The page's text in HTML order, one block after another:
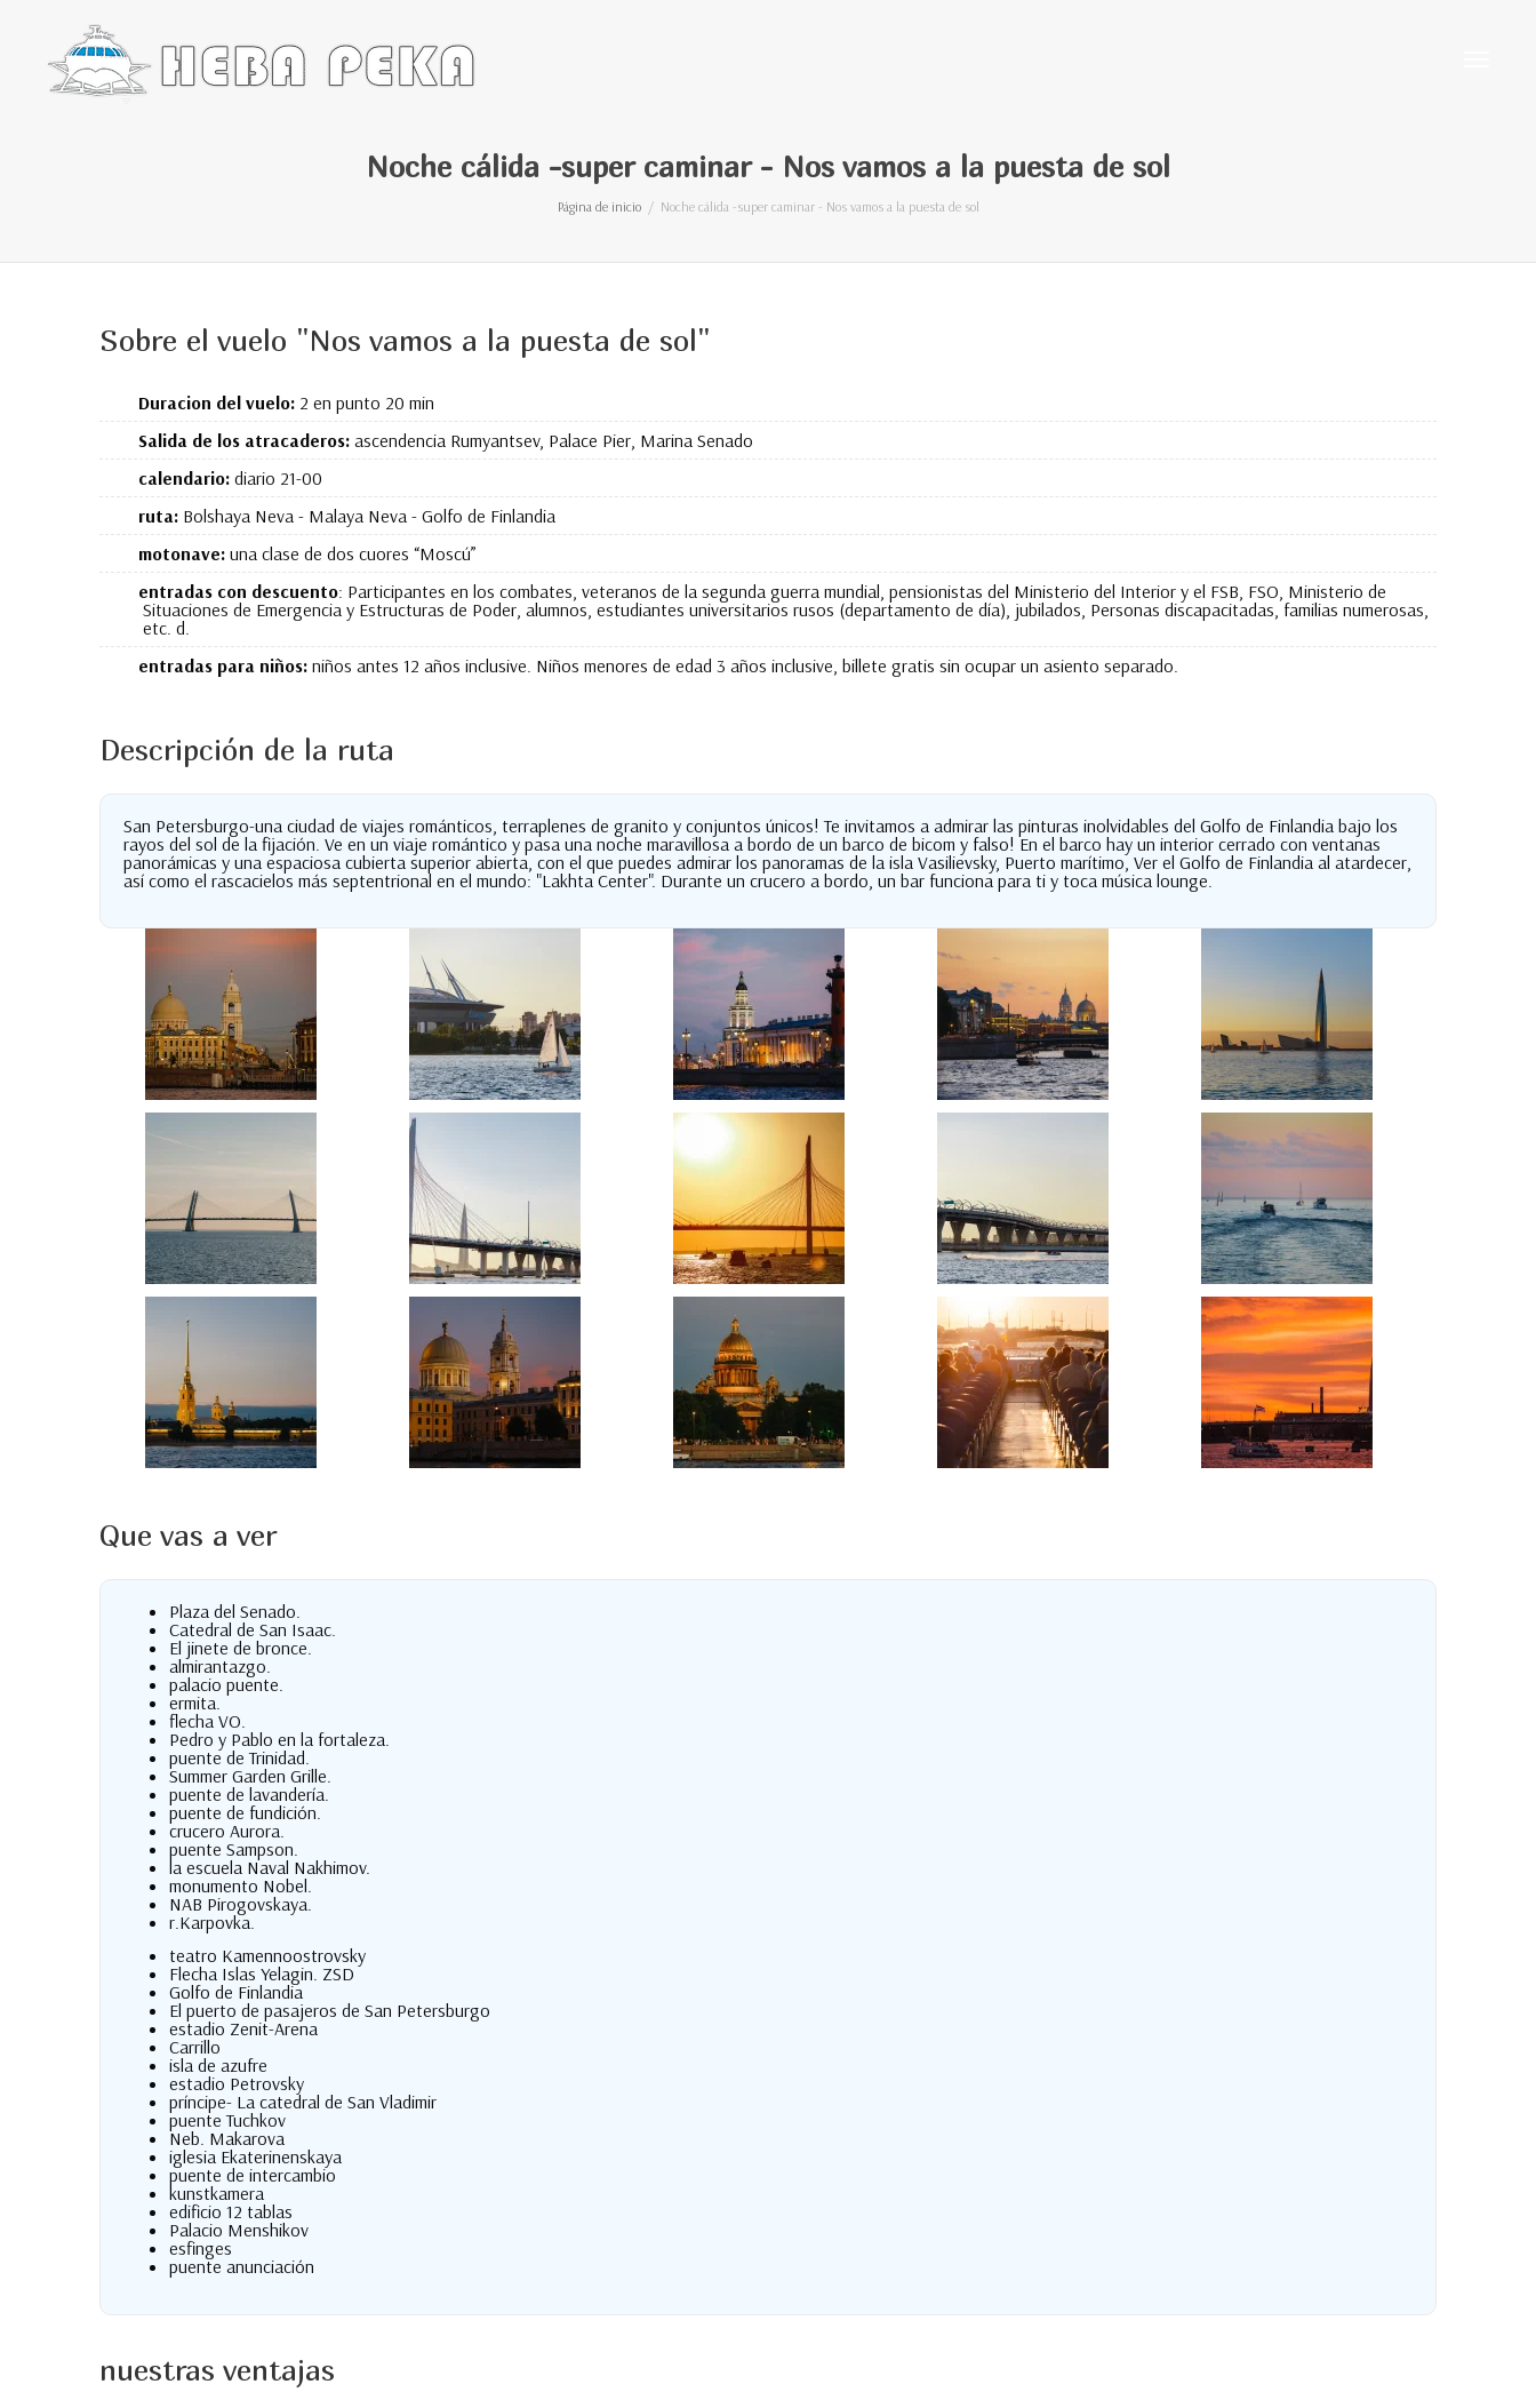
Noche cálida -super caminar - Nos vamos a la puesta de sol
Página de inicio Noche cálida -super caminar - Nos vamos a la puesta de sol
Sobre el vuelo "Nos vamos a la puesta de sol"
Duracion del vuelo: 2 en punto 20 min
Salida de los atracaderos: ascendencia Rumyantsev, Palace Pier, Marina Senado
calendario:diario 21-00
ruta: Bolshaya Neva - Malaya Neva - Golfo de Finlandia
motonave:una clase de dos cuores “Moscú”
entradas con descuento: Participantes en los combates, veteranos de la segunda guerra mundial, pensionistas del Ministerio del Interior y el FSB, FSO, Ministerio de
Situaciones de Emergencia y Estructuras de Poder, alumnos, estudiantes universitarios rusos (departamento de día), jubilados, Personas discapacitadas, familias numerosas,
etc. d.
entradas para niños:niños antes 12 años inclusive. Niños menores de edad 3 años inclusive, billete gratis sin ocupar un asiento separado.
Descripción de la ruta
San Petersburgo-una ciudad de viajes románticos, terraplenes de granito y conjuntos únicos! Te invitamos a admirar las pinturas inolvidables del Golfo de Finlandia bajo los
rayos del sol de la fijación. Ve en un viaje romántico y pasa una noche maravillosa a bordo de un barco de bicom y falso! En el barco hay un interior cerrado con ventanas
panorámicas y una espaciosa cubierta superior abierta, con el que puedes admirar los panoramas de la isla Vasilievsky, Puerto marítimo, Ver el Golfo de Finlandia al atardecer,
así como el rascacielos más septentrional en el mundo: "Lakhta Center". Durante un crucero a bordo, un bar funciona para ti y toca música lounge.
Que vas a ver
Plaza del Senado.
Catedral de San Isaac.
El jinete de bronce.
almirantazgo.
palacio puente.
ermita.
flecha VO.
Pedro y Pablo en la fortaleza.
puente de Trinidad.
Summer Garden Grille.
puente de lavandería.
puente de fundición.
crucero Aurora.
puente Sampson.
la escuela Naval Nakhimov.
monumento Nobel.
NAB Pirogovskaya.
r.Karpovka.
teatro Kamennoostrovsky
Flecha Islas Yelagin. ZSD
Golfo de Finlandia
El puerto de pasajeros de San Petersburgo
estadio Zenit-Arena
Carrillo
isla de azufre
estadio Petrovsky
príncipe- La catedral de San Vladimir
puente Tuchkov
Neb. Makarova
iglesia Ekaterinenskaya
puente de intercambio
kunstkamera
edificio 12 tablas
Palacio Menshikov
esfinges
puente anunciación
nuestras ventajas